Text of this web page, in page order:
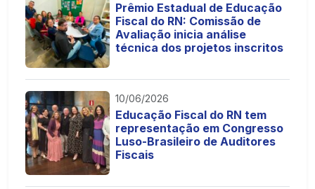
Prêmio Estadual de Educação
Fiscal do RN: Comissão de
Avaliação inicia análise
técnica dos projetos inscritos
10/06/2026
Educação Fiscal do RN tem
representação em Congresso
Luso-Brasileiro de Auditores
Fiscais